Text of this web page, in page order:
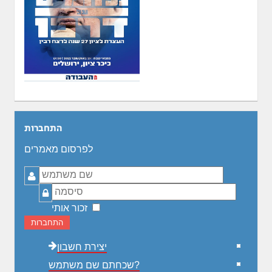
התחברות
לפרסום מאמרים
שם
משתמש
סיסמה
זכור אותי
התחברות
יצירת חשבון
שכחתם שם משתמש?